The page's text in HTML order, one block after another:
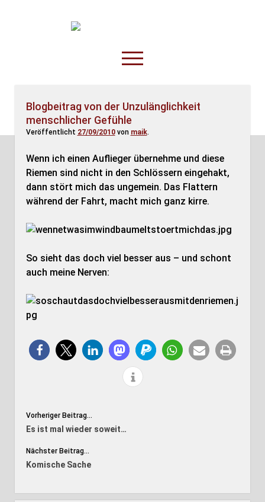
TruckOnline.de
open
menu
Anderswo
Fahrer
Disposition
Blogbeitrag von der Unzulänglichkeit
menschlicher Gefühle
Veröffentlicht 27/09/2010von maik.
Wenn ich einen Auflieger übernehme und diese
Riemen sind nicht in den Schlössern eingehakt,
dann stört mich das ungemein. Das Flattern
während der Fahrt, macht mich ganz kirre.
So sieht das doch viel besser aus – und schont
auch meine Nerven:
Vorheriger Beitrag...
Es ist mal wieder soweit…
Nächster Beitrag...
Komische Sache